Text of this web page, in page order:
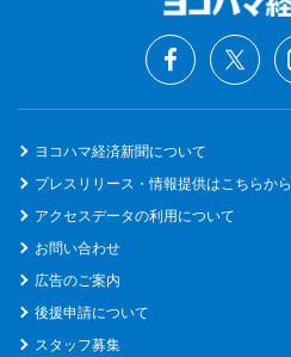
ヨコハマ経済新聞について
プレスリリース・情報提供はこちらから
アクセスデータの利用について
お問い合わせ
広告のご案内
後援申請について
スタッフ募集